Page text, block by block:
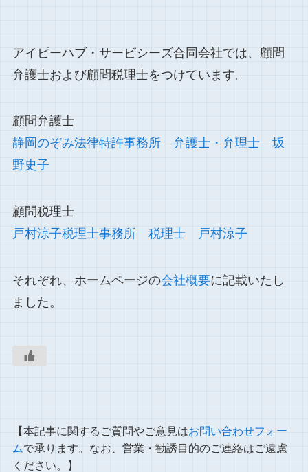
アイピーハブ・サービシーズ合同会社では、顧問
弁護士および顧問税理士をつけています。
顧問弁護士
静岡のぞみ法律特許事務所 弁護士・弁理士 坂
野史子
顧問税理士
戸村涼子税理士事務所 税理士 戸村涼子
それぞれ、ホームページの会社概要に記載いたし
ました。
【本記事に関するご質問やご意見はお問い合わせフォー
ムで承ります。なお、営業・勧誘目的のご連絡はご遠慮
ください。】